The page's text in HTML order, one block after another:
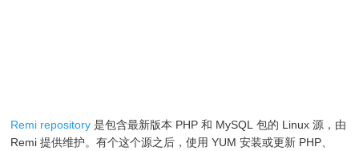
Remi repository 是包含最新版本 PHP 和 MySQL 包的 Linux 源，由
Remi 提供维护。有个这个源之后，使用 YUM 安装或更新 PHP、